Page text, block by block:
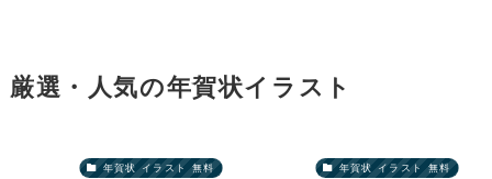
厳選・人気の年賀状イラスト
年賀状 イラスト 無料 年賀状 イラスト 無料